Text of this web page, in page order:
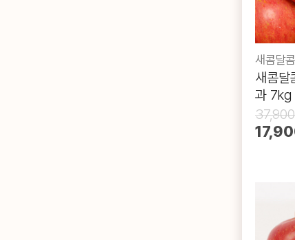
새콤달
새콤달
과 7kg